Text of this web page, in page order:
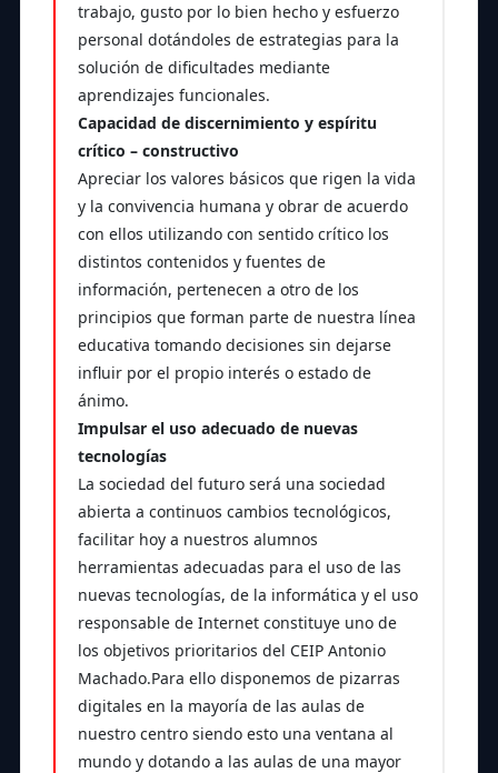
trabajo, gusto por lo bien hecho y esfuerzo
personal dotándoles de estrategias para la
solución de dificultades mediante
aprendizajes funcionales.
Capacidad de discernimiento y espíritu
crítico – constructivo
Apreciar los valores básicos que rigen la vida
y la convivencia humana y obrar de acuerdo
con ellos utilizando con sentido crítico los
distintos contenidos y fuentes de
información, pertenecen a otro de los
principios que forman parte de nuestra línea
educativa tomando decisiones sin dejarse
influir por el propio interés o estado de
ánimo.
Impulsar el uso adecuado de nuevas
tecnologías
La sociedad del futuro será una sociedad
abierta a continuos cambios tecnológicos,
facilitar hoy a nuestros alumnos
herramientas adecuadas para el uso de las
nuevas tecnologías, de la informática y el uso
responsable de Internet constituye uno de
los objetivos prioritarios del CEIP Antonio
Machado.Para ello disponemos de pizarras
digitales en la mayoría de las aulas de
nuestro centro siendo esto una ventana al
mundo y dotando a las aulas de una mayor